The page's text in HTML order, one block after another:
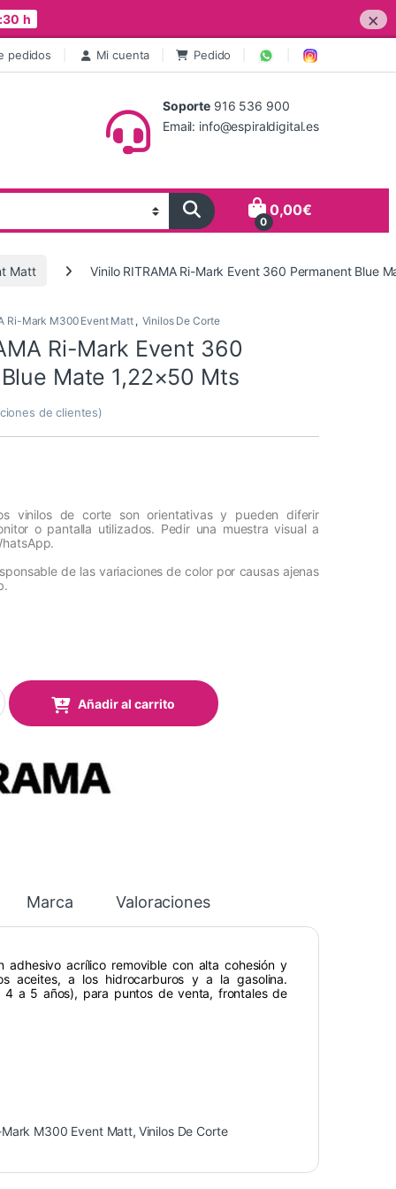
h ×
pedidos Mi cuenta Pedido
Soporte 916 536 900
Email: info@espiraldigital.es
0
0,00€
Matt Vinilo RITRAMA Ri-Mark Event 360 Permanent Blue
Ri-Mark M300 Event Matt , Vinilos De Corte
Ri-Mark Event 360
Mate 1,22×50 Mts
de clientes)
vinilos de corte son orientativas y pueden diferir
o pantalla utilizados. Pedir una muestra visual a
de las variaciones de color por causas ajenas
Event 360 Permanent Blue Mate 1,22x50 Mts quantity
Añadir al carrito
Marca Valoraciones
acrílico removible con alta cohesión y
aceites, a los hidrocarburos y a la gasolina.
4 a 5 años), para puntos de venta, frontales de
Mark M300 Event Matt, Vinilos De Corte